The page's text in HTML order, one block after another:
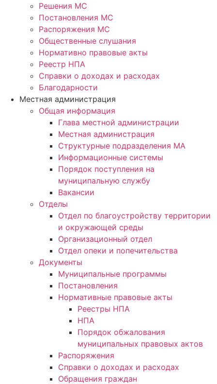
Решения МС
Постановления МС
Распоряжения МС
Общественные слушания
Нормативно правовые акты
Реестр НПА
Справки о доходах и расходах
Благодарности
Местная администрация
Общая информация
Глава местной администрации
Местная администрация
Структурные подразделения МА
Информационные системы
Порядок поступления на
муниципальную службу
Вакансии
Отделы
Отдел по благоустройству территории
и окружающей среды
Организационный отдел
Отдел опеки и попечительства
Документы
Муниципальные программы
Постановления
Нормативные правовые акты
Реестры НПА
НПА
Порядок обжалования
муниципальных правовых актов
Распоряжения
Справки о доходах и расходах
Обращения граждан